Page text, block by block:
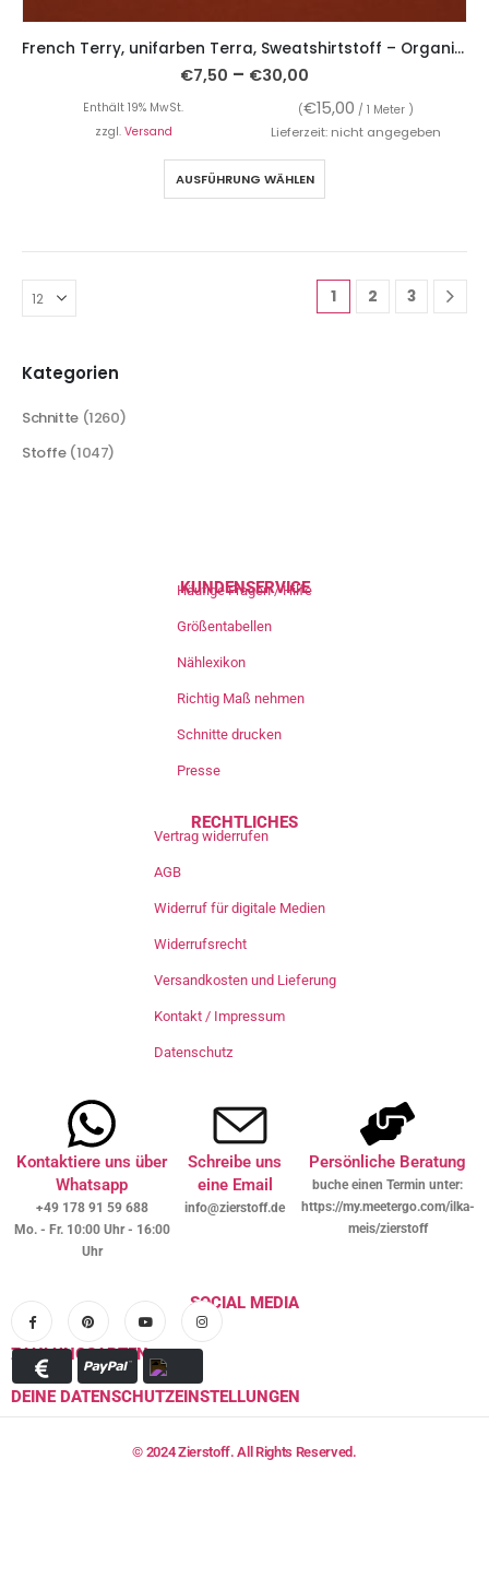
French Terry, unifarben Terra, Sweatshirtstoff – Organic Cotton
€7,50 – €30,00
Enthält 19% MwSt. (€15,00 / 1 Meter )
zzgl. Versand Lieferzeit: nicht angegeben
AUSFÜHRUNG WÄHLEN
1 2 3
Kategorien
Schnitte (1260)
Stoffe (1047)
KUNDENSERVICE
Häufige Fragen / Hilfe
Größentabellen
Nählexikon
Richtig Maß nehmen
Schnitte drucken
Presse
RECHTLICHES
Vertrag widerrufen
AGB
Widerruf für digitale Medien
Widerrufsrecht
Versandkosten und Lieferung
Kontakt / Impressum
Datenschutz
Kontaktiere uns über
Whatsapp
+49 178 91 59 688
Mo. - Fr. 10:00 Uhr - 16:00
Uhr
Schreibe uns
eine Email
info@zierstoff.de
Persönliche Beratung
buche einen Termin unter:
https://my.meetergo.com/ilka-
meis/zierstoff
SOCIAL MEDIA
ZAHLUNGSARTEN
DEINE DATENSCHUTZEINSTELLUNGEN
© 2024 Zierstoff. All Rights Reserved.